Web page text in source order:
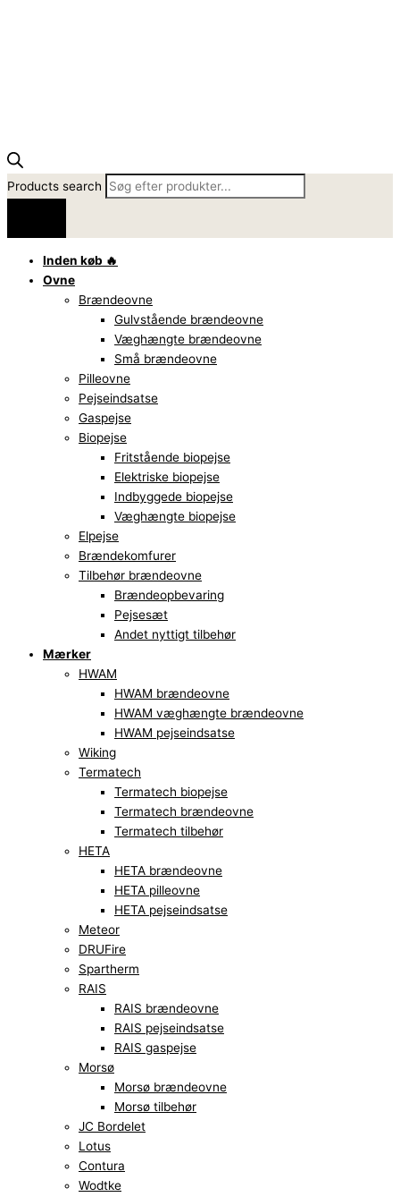
Products search
Inden køb 🔥
Ovne
Brændeovne
Gulvstående brændeovne
Væghængte brændeovne
Små brændeovne
Pilleovne
Pejseindsatse
Gaspejse
Biopejse
Fritstående biopejse
Elektriske biopejse
Indbyggede biopejse
Væghængte biopejse
Elpejse
Brændekomfurer
Tilbehør brændeovne
Brændeopbevaring
Pejsesæt
Andet nyttigt tilbehør
Mærker
HWAM
HWAM brændeovne
HWAM væghængte brændeovne
HWAM pejseindsatse
Wiking
Termatech
Termatech biopejse
Termatech brændeovne
Termatech tilbehør
HETA
HETA brændeovne
HETA pilleovne
HETA pejseindsatse
Meteor
DRUFire
Spartherm
RAIS
RAIS brændeovne
RAIS pejseindsatse
RAIS gaspejse
Morsø
Morsø brændeovne
Morsø tilbehør
JC Bordelet
Lotus
Contura
Wodtke